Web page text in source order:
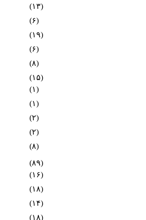
(۱۳)
(۶)
(۱۹)
(۶)
(۸)
(۱۵)
(۱)
(۱)
(۲)
(۲)
(۸)
(۸۹)
(۱۶)
(۱۸)
(۱۴)
(۱۸)